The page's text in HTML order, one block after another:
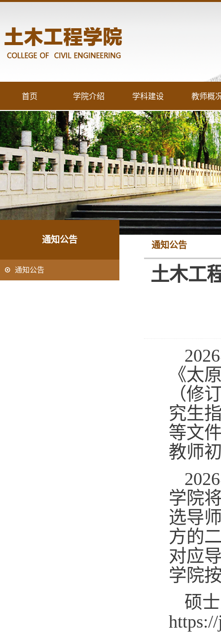
首页 学院介绍 学科建设 教师概
通知公告
通知公告
通知公告
土木工
2026
《太
（修
究生
等文
教师
2026
学院
选导
方的
对应
学院
硕